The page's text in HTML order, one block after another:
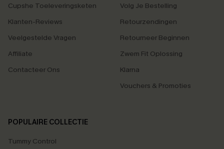
Cupshe Toeleveringsketen
Klanten-Reviews
Veelgestelde Vragen
Affiliate
Contacteer Ons
Volg Je Bestelling
Retourzendingen
Retourneer Beginnen
Zwem Fit Oplossing
Klarna
Vouchers & Promoties
POPULAIRE COLLECTIE
Tummy Control